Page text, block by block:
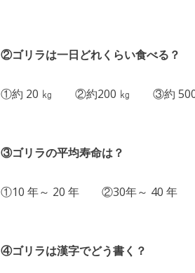
②ゴリラは一日どれくらい食べる？
①約 20 ㎏ ②約200 ㎏ ③約 500
③ゴリラの平均寿命は？
①10 年～ 20 年 ②30年～ 40 年
④ゴリラは漢字でどう書く？